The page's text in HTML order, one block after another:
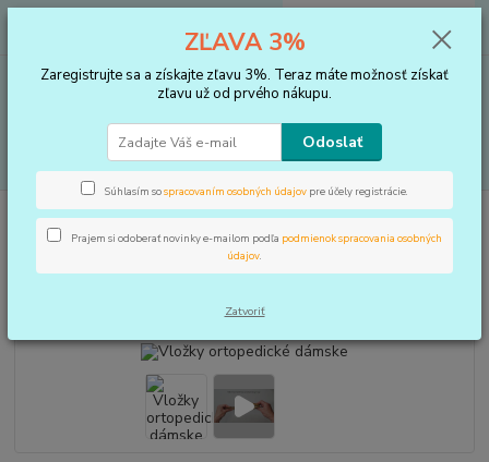
za0 €
Úvod VLOŽKY DO TOPÁNOK, KOREKTORY Vložky ortopedické dámske
Vložky ortopedické dámske
ZĽAVA 3%
Zaregistrujte sa a získajte zľavu 3%. Teraz máte možnosť získať
zľavu už od prvého nákupu.
Odoslať
Súhlasím sospracovaním osobných údajov pre účely registrácie.
Prajem si odoberať novinky e-mailom podľa podmienok spracovania osobných
údajov.
Zatvoriť